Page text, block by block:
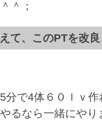
＾；
て、このPTを改
分で4体６０ｌｖ
るなら一緒にやり